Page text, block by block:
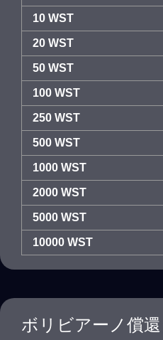
10 WST
20 WST
50 WST
100 WST
250 WST
500 WST
1000 WST
2000 WST
5000 WST
10000 WST
ボリビアーノ償